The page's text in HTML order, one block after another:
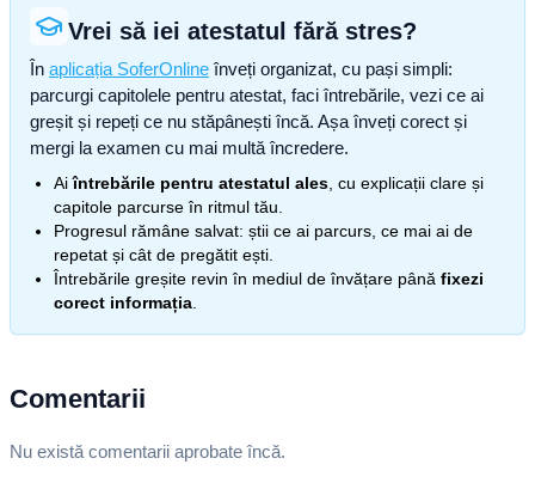
Vrei să iei atestatul fără stres?
În aplicația SoferOnline înveți organizat, cu pași simpli:
parcurgi capitolele pentru atestat, faci întrebările, vezi ce ai
greșit și repeți ce nu stăpânești încă. Așa înveți corect și
mergi la examen cu mai multă încredere.
Aiîntrebările pentru atestatul ales , cu explicații clare și
capitole parcurse în ritmul tău.
Progresul rămâne salvat: știi ce ai parcurs, ce mai ai de
repetat și cât de pregătit ești.
Întrebările greșite revin în mediul de învățare până fixezi
corect informația
Comentarii
Nu există comentarii aprobate încă.